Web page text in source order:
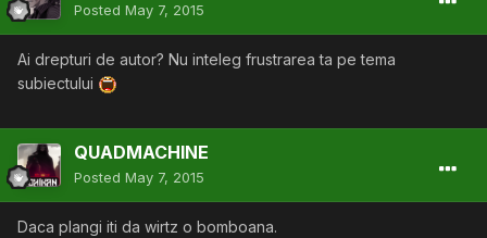
Posted May 7, 2015
Ai drepturi de autor? Nu inteleg frustrarea ta pe tema
subiectului
QUADMACHINE
Posted May 7, 2015
Daca plangi iti da wirtz o bomboana.